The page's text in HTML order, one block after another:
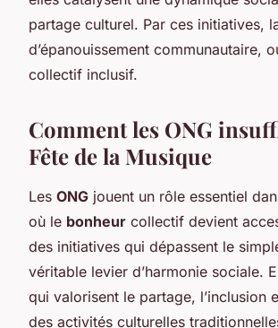
partage culturel. Par ces initiatives,
d’épanouissement communautaire,
collectif inclusif.
Comment les ONG
Fête de la Musique
Les ONG jouent un rôle essentiel
où le bonheur collectif devient
des initiatives qui dépassent le
véritable levier d’harmonie sociale.
qui valorisent le partage, l’inclusion
des activités culturelles